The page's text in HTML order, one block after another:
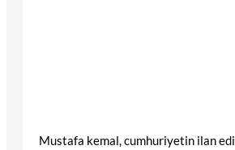
Mustafa kemal, cumhuriyetin ilan